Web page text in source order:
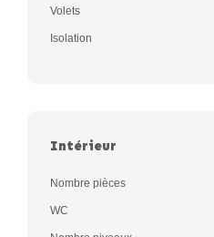
Volets
Isolation
Intérieur
Nombre pièces
WC